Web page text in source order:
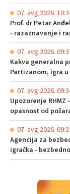
07. avg 2026.
Prof. dr Petar
- razaznavanje i
07. avg 2026.
Kakva generalna
Partizanom, igra
07. avg 2026.
Upozorenje
opasnost od
07. avg 2026.
Agencija za
igračka -